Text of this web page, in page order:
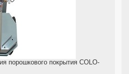
порошкового покрытия COLO-